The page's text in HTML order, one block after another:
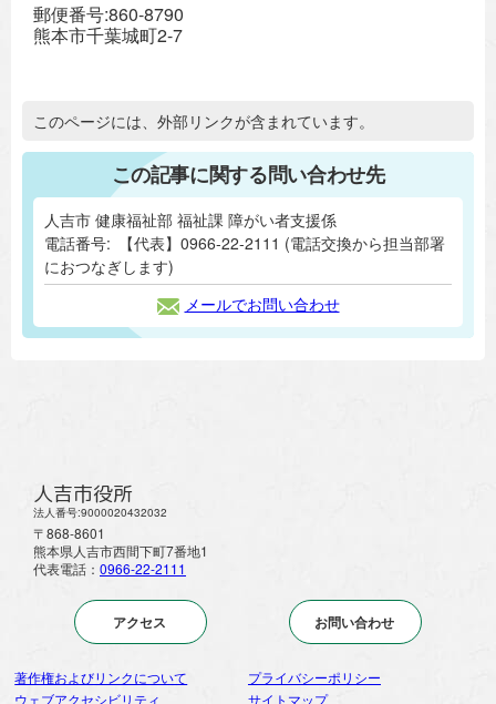
郵便番号:860-8790
熊本市千葉城町2-7
追加情報：外部リンク
このページには、外部リンクが含まれています。
この記事に関する問い合わせ先
人吉市 健康福祉部 福祉課 障がい者支援係
電話番号:
【代表】0966-22-2111 (電話交換から担当部署
におつなぎします)
メールでお問い合わせ
人吉市役所
法人番号:9000020432032
〒868-8601
熊本県人吉市西間下町7番地1
代表電話： 0966-22-2111
アクセス お問い合わせ
著作権およびリンクについて
プライバシーポリシー
ウェブアクセシビリティ
サイトマップ